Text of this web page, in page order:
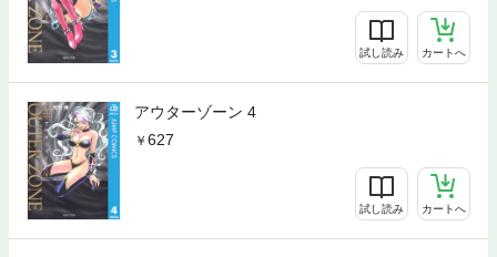
試し読み カートへ
アウターゾーン 4
627
試し読み カートへ